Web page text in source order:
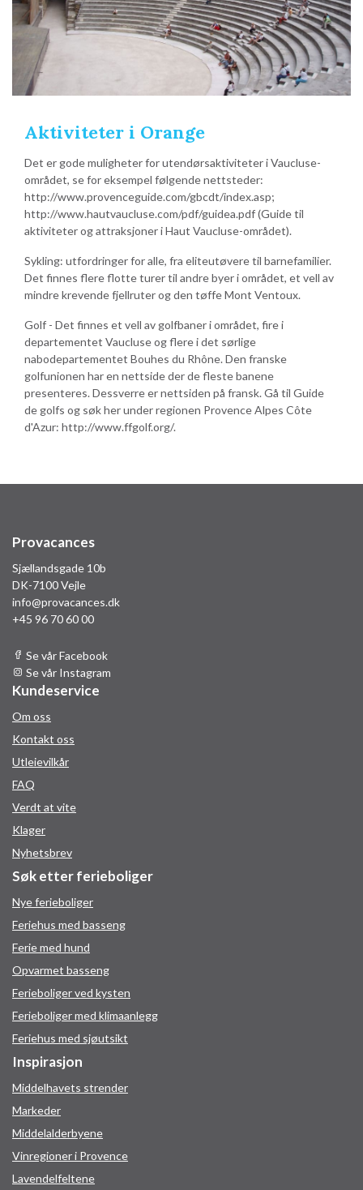
Aktiviteter i Orange
Det er gode muligheter for utendørsaktiviteter i Vaucluse-
området, se for eksempel følgende nettsteder:
http://www.provenceguide.com/gbcdt/index.asp;
http://www.hautvaucluse.com/pdf/guidea.pdf (Guide til
aktiviteter og attraksjoner i Haut Vaucluse-området).
Sykling: utfordringer for alle, fra eliteutøvere til barnefamilier.
Det finnes flere flotte turer til andre byer i området, et vell av
mindre krevende fjellruter og den tøffe Mont Ventoux.
Golf - Det finnes et vell av golfbaner i området, fire i
departementet Vaucluse og flere i det sørlige
nabodepartementet Bouhes du Rhône. Den franske
golfunionen har en nettside der de fleste banene
presenteres. Dessverre er nettsiden på fransk. Gå til Guide
de golfs og søk her under regionen Provence Alpes Côte
d'Azur: http://www.ffgolf.org/.
Provacances
Sjællandsgade 10b
DK-7100 Vejle
info@provacances.dk
+45 96 70 60 00
Se vår Facebook
Se vår Instagram
Kundeservice
Om oss
Kontakt oss
Utleievilkår
FAQ
Verdt at vite
Klager
Nyhetsbrev
Søk etter ferieboliger
Nye ferieboliger
Feriehus med basseng
Ferie med hund
Opvarmet basseng
Ferieboliger ved kysten
Ferieboliger med klimaanlegg
Feriehus med sjøutsikt
Inspirasjon
Middelhavets strender
Markeder
Middelalderbyene
Vinregioner i Provence
Lavendelfeltene